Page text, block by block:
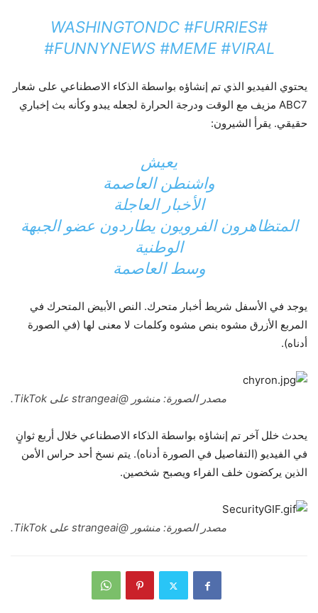
#WASHINGTONDC #FURRIES
#FUNNYNEWS #MEME #VIRAL
يحتوي الفيديو الذي تم إنشاؤه بواسطة الذكاء الاصطناعي على شعار
ABC7 مزيف مع الوقت ودرجة الحرارة لجعله يبدو وكأنه بث إخباري
حقيقي. يقرأ الشيرون:
يعيش
واشنطن العاصمة
الأخبار العاجلة
المتظاهرون الفرويون يطاردون عضو الجبهة
الوطنية
وسط العاصمة
يوجد في الأسفل شريط أخبار متحرك. النص الأبيض المتحرك في
المربع الأزرق مشوه بنص مشوه وكلمات لا معنى لها (في الصورة
أدناه).
مصدر الصورة: منشور @strangeai على TikTok.
يحدث خلل آخر تم إنشاؤه بواسطة الذكاء الاصطناعي خلال أربع ثوانٍ
في الفيديو (التفاصيل في الصورة أدناه). يتم نسخ أحد حراس الأمن
الذين يركضون خلف الفراء ويصبح شخصين.
مصدر الصورة: منشور @strangeai على TikTok.